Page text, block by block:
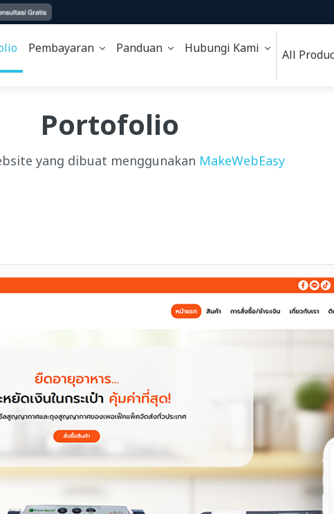
Pembayaran Panduan Hubungi Kami All
Portofolio
yang dibuat menggunakan MakeWebEasy